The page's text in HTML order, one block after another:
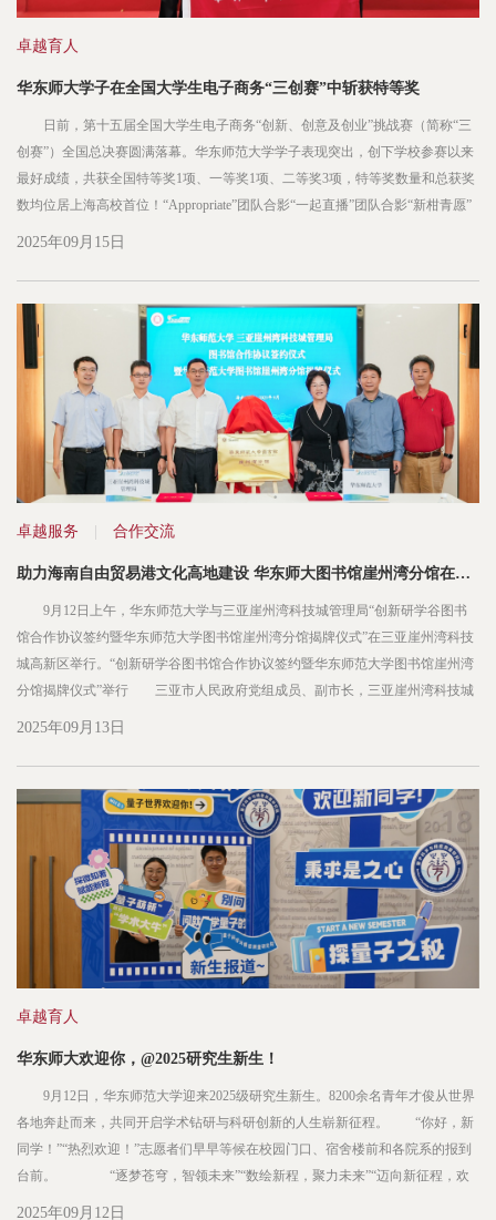
卓越育人
华东师大学子在全国大学生电子商务“三创赛”中斩获特等奖
日前，第十五届全国大学生电子商务“创新、创意及创业”挑战赛（简称“三
创赛”）全国总决赛圆满落幕。华东师范大学学子表现突出，创下学校参赛以来
最好成绩，共获全国特等奖1项、一等奖1项、二等奖3项，特等奖数量和总获奖
数均位居上海高校首位！“Appropriate”团队合影“一起直播”团队合影“新柑青愿”
团队合影“家福无忧”团队合影“zs粉丝后援会”团队合影 “三创赛”自2009年创
2025年09月15日
卓越服务 合作交流
助力海南自由贸易港文化高地建设 华东师大图书馆崖州湾分馆在三亚揭牌
9月12日上午，华东师范大学与三亚崖州湾科技城管理局“创新研学谷图书
馆合作协议签约暨华东师范大学图书馆崖州湾分馆揭牌仪式”在三亚崖州湾科技
城高新区举行。“创新研学谷图书馆合作协议签约暨华东师范大学图书馆崖州湾
分馆揭牌仪式”举行 三亚市人民政府党组成员、副市长，三亚崖州湾科技城
管理局党委书记、局长樊木与全国政协委员、上海市政府参事、华东师范大学
2025年09月13日
卓越育人
华东师大欢迎你，@2025研究生新生！
9月12日，华东师范大学迎来2025级研究生新生。8200余名青年才俊从世界
各地奔赴而来，共同开启学术钻研与科研创新的人生崭新征程。 “你好，新
同学！”“热烈欢迎！”志愿者们早早等候在校园门口、宿舍楼前和各院系的报到
台前。 “逐梦苍穹，智领未来”“数绘新程，聚力未来”“迈向新征程，欢
迎新同学”……一句句欢迎标语，让初来乍到的新生们迅速感受到华东师大的热
2025年09月12日